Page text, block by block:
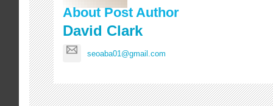
About Post Author
David Clark
seoaba01@gmail.com